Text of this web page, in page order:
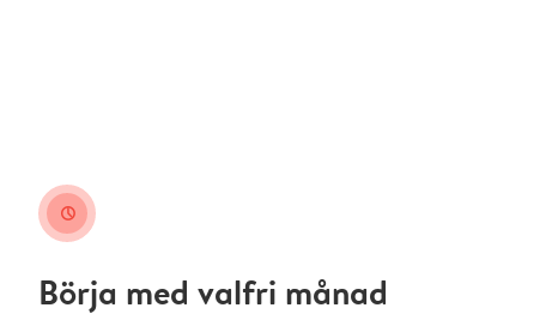
clock
Börja med valfri månad